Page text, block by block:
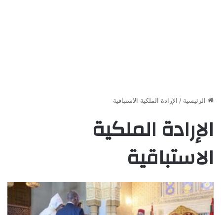
الرئيسية / الإرادة الملكية الاستباقية
الإرادة الملكية
الاستباقية